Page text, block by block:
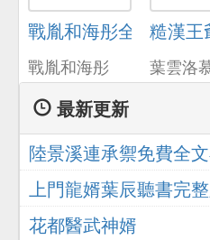
戰胤和海彤全本免費
戰胤和海彤
糙漢王
葉雲洛
最新更新
陸景溪連承禦免費全
上門龍婿葉辰聽書完
花都醫武神婿